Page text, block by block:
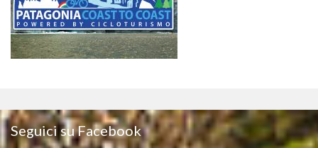
Seguici su Facebook